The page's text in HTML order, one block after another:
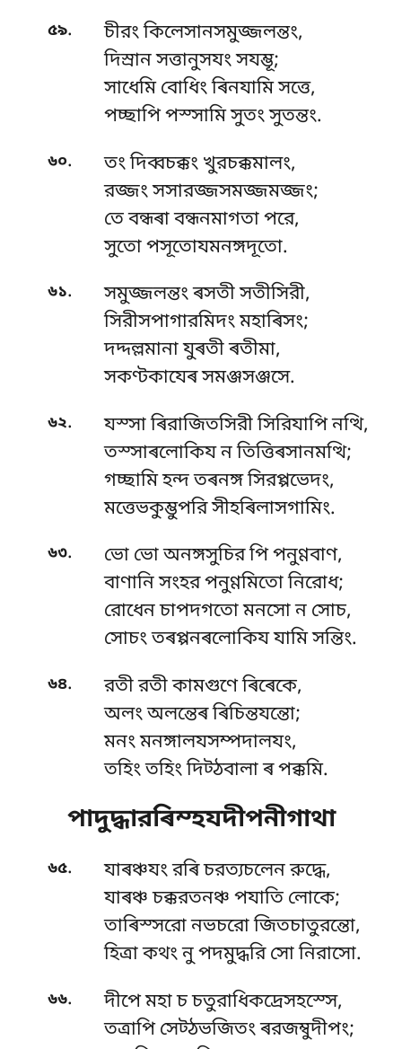
৫৯.
চীরং কিলেসানসমুজ্জলন্তং,
দিস্ৰান সত্তানুসযং সযম্ভূ;
সাধেমি বোধিং ৰিনযামি সত্তে,
পচ্ছাপি পস্সামি সুতং সুতন্তং.
৬০.
তং দিব্বচক্কং খুরচক্কমালং,
রজ্জং সসারজ্জসমজ্জমজ্জং;
তে বন্ধৰা বন্ধনমাগতা পরে,
সুতো পসূতোযমনঙ্গদূতো.
৬১.
সমুজ্জলন্তং ৰসতী সতীসিরী,
সিরীসপাগারমিদং মহাৰিসং;
দদ্দল্লমানা যুৰতী ৰতীমা,
সকণ্টকাযেৰ সমঞ্জসঞ্জসে.
৬২.
যস্সা ৰিরাজিতসিরী সিরিযাপি নত্থি,
তস্সাৰলোকিয ন তিত্তিৰসানমত্থি;
গচ্ছামি হন্দ তৰনঙ্গ সিরপ্পভেদং,
মত্তেভকুম্ভুপরি সীহৰিলাসগামিং.
৬৩.
ভো ভো অনঙ্গসুচির পি পনুণ্ণবাণ,
বাণানি সংহর পনুণ্ণমিতো নিরোধ;
রোধেন চাপদগতো মনসো ন সোচ,
সোচং তৰপ্পনৰলোকিয যামি সন্তিং.
৬৪.
রতী রতী কামগুণে ৰিৰেকে,
অলং অলন্তেৰ ৰিচিন্তযন্তো;
মনং মনঙ্গালযসম্পদালযং,
তহিং তহিং দিট্ঠবালা ৰ পক্কমি.
পাদুদ্ধারৰিম্হযদীপনীগাথা
৬৫.
যাৰঞ্চযং রৰি চরত্যচলেন রুদ্ধে,
যাৰঞ্চ চক্করতনঞ্চ পযাতি লোকে;
তাৰিস্সরো নভচরো জিতচাতুরন্তো,
হিত্ৰা কথং নু পদমুদ্ধরি সো নিরাসো.
৬৬.
দীপে মহা চ চতুরাধিকদ্ৰেসহস্সে,
তত্রাপি সেট্ঠভজিতং ৰরজম্বুদীপং;